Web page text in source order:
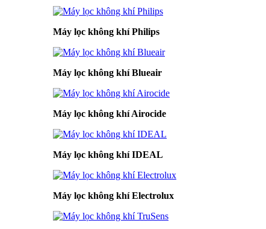
Máy lọc không khí Philips
Máy lọc không khí Blueair
Máy lọc không khí Airocide
Máy lọc không khí IDEAL
Máy lọc không khí Electrolux